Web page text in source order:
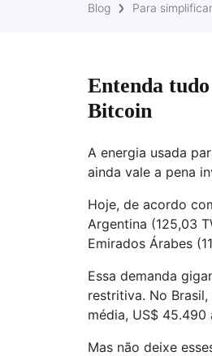
Blog Para
Entenda
Bitcoin
A energia usada
ainda vale a pena
Hoje, de acordo
Argentina (125,03
Emirados Árabes
Essa demanda
restritiva. No
média, US$ 45.490
Mas não deixe